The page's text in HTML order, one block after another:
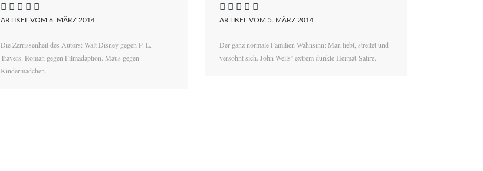
    
ARTIKEL VOM 6. MÄRZ 2014
Die Zerrissenheit des Autors: Walt Disney gegen P. L.
Travers. Roman gegen Filmadaption. Maus gegen
Kindermädchen.
    
ARTIKEL VOM 5. MÄRZ 2014
Der ganz normale Familien-Wahnsinn: Man liebt, streitet und
versöhnt sich. John Wells’ extrem dunkle Heimat-Satire.